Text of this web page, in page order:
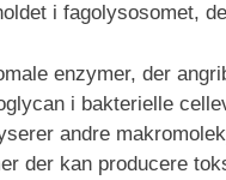
i fagolysosomet,
enzymer, der
i bakterielle
andre
der kan producere